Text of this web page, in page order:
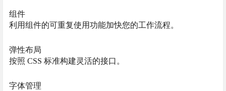
组件
利用组件的可重复使用功能加快您的工作流程。
弹性布局
按照 CSS 标准构建灵活的接口。
字体管理